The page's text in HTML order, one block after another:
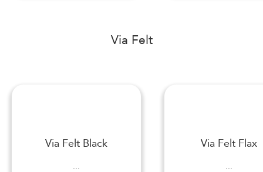
Via Felt
Via Felt Black
...
Via Felt Flax
...